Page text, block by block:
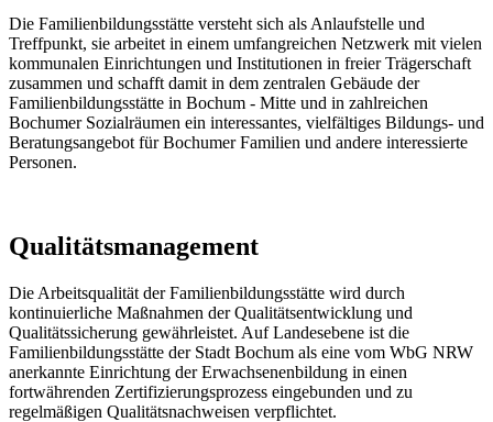
Die Familienbildungsstätte versteht sich als Anlaufstelle und
Treffpunkt, sie arbeitet in einem umfangreichen Netzwerk mit vielen
kommunalen Einrichtungen und Institutionen in freier Trägerschaft
zusammen und schafft damit in dem zentralen Gebäude der
Familienbildungsstätte in Bochum - Mitte und in zahlreichen
Bochumer Sozialräumen ein interessantes, vielfältiges Bildungs- und
Beratungsangebot für Bochumer Familien und andere interessierte
Personen.
Qualitätsmanagement
Die Arbeitsqualität der Familienbildungsstätte wird durch
kontinuierliche Maßnahmen der Qualitätsentwicklung und
Qualitätssicherung gewährleistet. Auf Landesebene ist die
Familienbildungsstätte der Stadt Bochum als eine vom WbG NRW
anerkannte Einrichtung der Erwachsenenbildung in einen
fortwährenden Zertifizierungsprozess eingebunden und zu
regelmäßigen Qualitätsnachweisen verpflichtet.